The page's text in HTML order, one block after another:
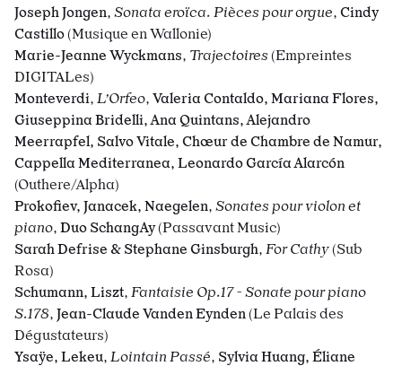
Joseph Jongen, Sonata eroïca. Pièces pour orgue, Cindy
Castillo(Musique en Wallonie)
Marie-Jeanne Wyckmans, Trajectoires (Empreintes
DIGITALes)
Monteverdi, L’Orfeo, Valeria Contaldo, Mariana Flores,
Giuseppina Bridelli, Ana Quintans, Alejandro
Meerrapfel, Salvo Vitale, Chœur de Chambre de Namur,
Cappella Mediterranea, Leonardo García Alarcón
(Outhere/Alpha)
Prokofiev, Janacek, Naegelen, Sonates pour violon et
piano, Duo SchangAy(Passavant Music)
Sarah Defrise & Stephane Ginsburgh, For Cathy(Sub
Rosa)
Schumann, Liszt, Fantaisie Op.17 - Sonate pour piano
S.178, Jean-Claude Vanden Eynden(Le Palais des
Dégustateurs)
Ysaÿe, Lekeu, Lointain Passé, Sylvia Huang, Éliane